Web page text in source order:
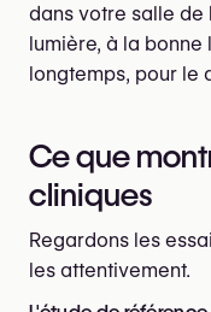
dans votre salle
lumière, à la bonne
longtemps, pour le
Ce que
cliniques
Regardons les
les attentivement.